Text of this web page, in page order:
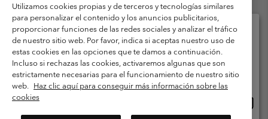
Condiciones de uso
Terminos de Venta
Garantía
Política de Privacidad
Términos y condiciones del programa de miembros
Términos De Uso Del Contenido Generado Por Los Usuarios
Impressum
Cookies Public CBCR
Utilizamos cookies propias y de terceros y tecnologías similares
para personalizar el contenido y los anuncios publicitarios,
proporcionar funciones de las redes sociales y analizar el tráfico
de nuestro sitio web. Por favor, indica si aceptas nuestro uso de
estas cookies en las opciones que te damos a continuación.
Incluso si rechazas las cookies, activaremos algunas que son
estrictamente necesarias para el funcionamiento de nuestro sitio
web. Haz clic aquí para conseguir más información sobre las
cookies
Selecciona tu país e idioma envío
Compras en línea disponibles